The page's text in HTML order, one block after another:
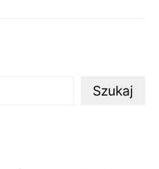
Szukaj